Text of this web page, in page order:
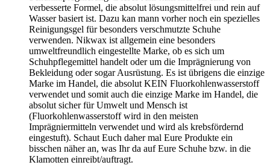
verbesserte Formel, die absolut lösungsmittelfrei und rein auf
Wasser basiert ist. Dazu kan mann vorher noch ein spezielles
Reinigungsgel für besonders verschmutzte Schuhe
verwenden. Nikwax ist allgemein eine besonders
umweltfreundlich eingestellte Marke, ob es sich um
Schuhpflegemittel handelt oder um die Imprägnierung von
Bekleidung oder sogar Ausrüstung. Es ist übrigens die einzige
Marke im Handel, die absolut KEIN Fluorkohlenwasserstoff
verwendet und somit auch die einzige Marke im Handel, die
absolut sicher für Umwelt und Mensch ist
(Fluorkohlenwasserstoff wird in den meisten
Imprägniermitteln verwendet und wird als krebsfördernd
eingestuft). Schaut Euch daher mal Eure Produkte ein
bisschen näher an, was Ihr da auf Eure Schuhe bzw. in die
Klamotten einreibt/auftragt.